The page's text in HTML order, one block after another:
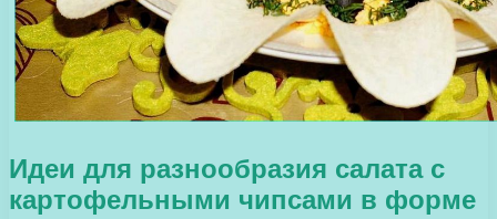
Идеи для разнообразия салата с
картофельными чипсами в форме